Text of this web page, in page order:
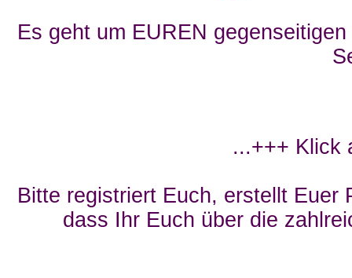
Es geht um EUREN
...+++ Klick
Bitte registriert Euch, erstellt Euer
dass Ihr Euch über die